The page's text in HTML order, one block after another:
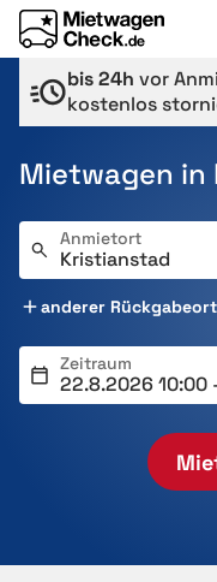
bis 24h vor
kostenlos
Mietwagen
Anmietort
anderer Rückgabeort
Zeitraum